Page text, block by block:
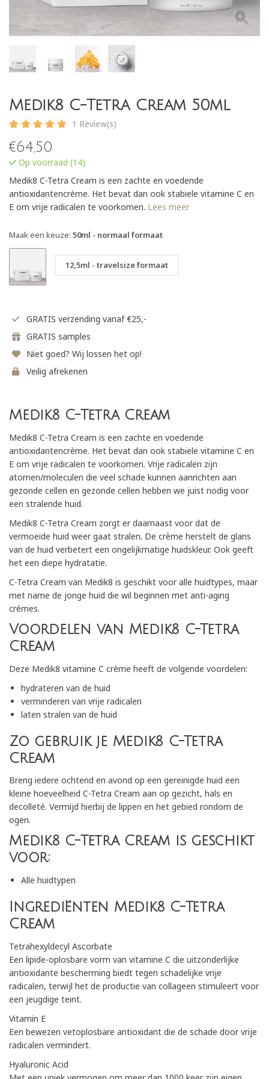
Medik8 C-Tetra Cream 50ml
1 Review(s)
€64,50
Op voorraad (14)
Medik8 C-Tetra Cream is een zachte en voedende
antioxidantencrème. Het bevat dan ook stabiele vitamine C en
E om vrije radicalen te voorkomen. Lees meer
Maak een keuze: 50ml - normaal formaat
12,5ml - travelsize formaat
GRATIS verzending vanaf €25,-
GRATIS samples
Niet goed? Wij lossen het op!
Veilig afrekenen
Medik8 C-Tetra Cream
Medik8 C-Tetra Cream is een zachte en voedende
antioxidantencrème. Het bevat dan ook stabiele vitamine C en
E om vrije radicalen te voorkomen. Vrije radicalen zijn
atomen/moleculen die veel schade kunnen aanrichten aan
gezonde cellen en gezonde cellen hebben we juist nodig voor
een stralende huid.
Medik8 C-Tetra Cream zorgt er daarnaast voor dat de
vermoeide huid weer gaat stralen. De crème herstelt de glans
van de huid verbetert een ongelijkmatige huidskleur. Ook geeft
het een diepe hydratatie.
C-Tetra Cream van Medik8 is geschikt voor alle huidtypes, maar
met name de jonge huid die wil beginnen met anti-aging
crémes.
Voordelen van Medik8 C-Tetra
Cream
Deze Medik8 vitamine C crème heeft de volgende voordelen:
hydrateren van de huid
verminderen van vrije radicalen
laten stralen van de huid
Zo gebruik je Medik8 C-Tetra
Cream
Breng iedere ochtend en avond op een gereinigde huid een
kleine hoeveelheid C-Tetra Cream aan op gezicht, hals en
decolleté. Vermijd hierbij de lippen en het gebied rondom de
ogen.
Medik8 C-Tetra Cream is geschikt
voor:
Alle huidtypen
Ingrediënten Medik8 C-Tetra
Cream
Tetrahexyldecyl Ascorbate
Een lipide-oplosbare vorm van vitamine C die uitzonderlijke
antioxidante bescherming biedt tegen schadelijke vrije
radicalen, terwijl het de productie van collageen stimuleert voor
een jeugdige teint.
Vitamin E
Een bewezen vetoplosbare antioxidant die de schade door vrije
radicalen vermindert.
Hyaluronic Acid